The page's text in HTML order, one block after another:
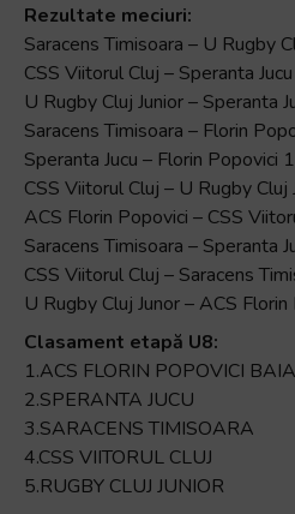
Rezultate meciuri:
Saracens Timisoara – U Rugby
CSS Viitorul Cluj – Speranta
U Rugby Cluj Junior – Speranta
Saracens Timisoara – Florin
Speranta Jucu – Florin Popovici
CSS Viitorul Cluj – U Rugby Cluj
ACS Florin Popovici – CSS
Saracens Timisoara – Speranta
CSS Viitorul Cluj – Saracens
U Rugby Cluj Junor – ACS
Clasament etapă U8:
1.ACS FLORIN POPOVICI
2.SPERANTA JUCU
3.SARACENS TIMISOARA
4.CSS VIITORUL CLUJ
5.RUGBY CLUJ JUNIOR